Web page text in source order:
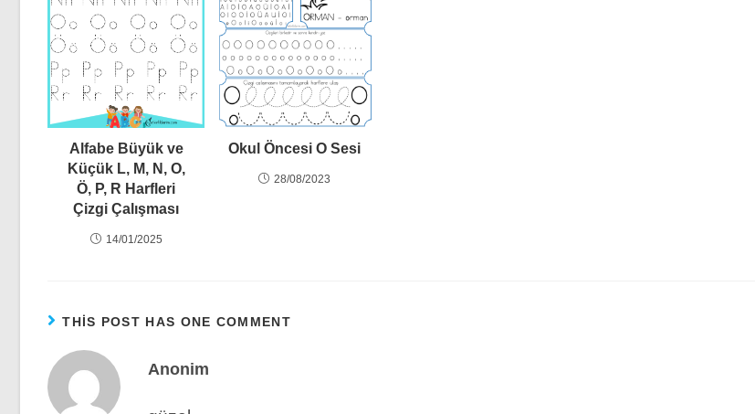
Alfabe Büyük ve
Küçük L, M, N, O,
Ö, P, R Harfleri
Çizgi Çalışması
14/01/2025
Okul Öncesi O Sesi
28/08/2023
THIS POST HAS ONE COMMENT
Anonim